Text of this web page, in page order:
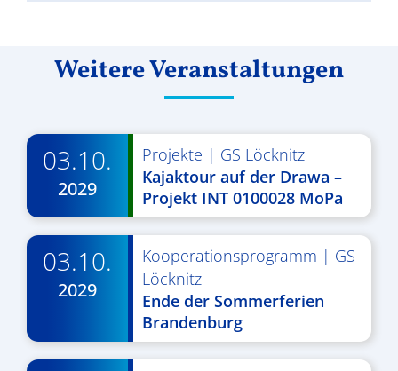
Weitere Veranstaltungen
03.10.
2029
Projekte | GS Löcknitz
Kajaktour auf der Drawa –
Projekt INT 0100028 MoPa
03.10.
2029
Kooperationsprogramm | GS
Löcknitz
Ende der Sommerferien
Brandenburg